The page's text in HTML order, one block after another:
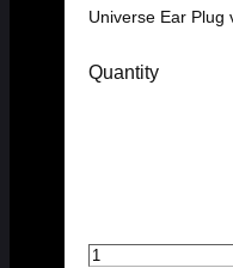
Universe Ear Plug
Quantity